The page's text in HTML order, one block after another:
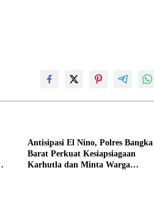
Antisipasi El Nino, Polres Bangka
Barat Perkuat Kesiapsiagaan
Karhutla dan Minta Warga